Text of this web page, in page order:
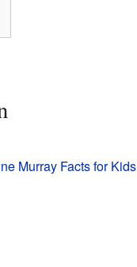
Murray Facts for Kids